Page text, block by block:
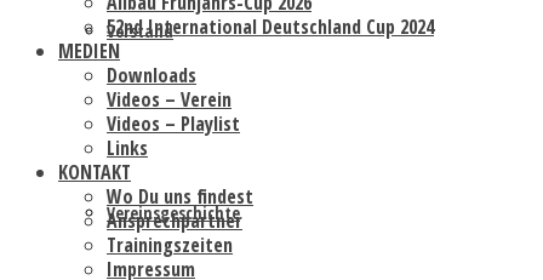
Vorstand
Vereinsgeschichte
52nd International Deutschland Cup 2024
MEDIEN
Downloads
Videos – Verein
Videos – Playlist
Links
KONTAKT
Wo Du uns findest
Ansprechpartner
Trainingszeiten
Impressum